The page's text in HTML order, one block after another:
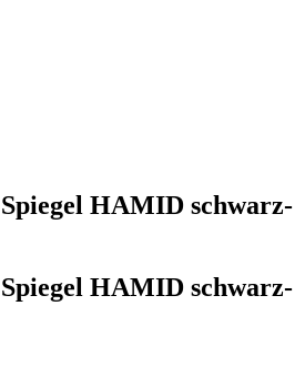
HAMID schwarz-
HAMID schwarz-